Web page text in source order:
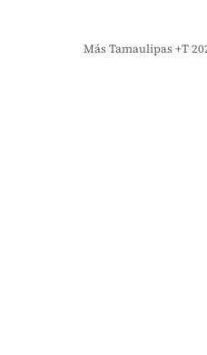
Más Tamaulipas +T